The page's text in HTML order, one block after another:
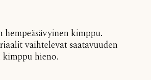
hempeäsävyinen kimppu.
vaihtelevat saatavuuden
hieno.